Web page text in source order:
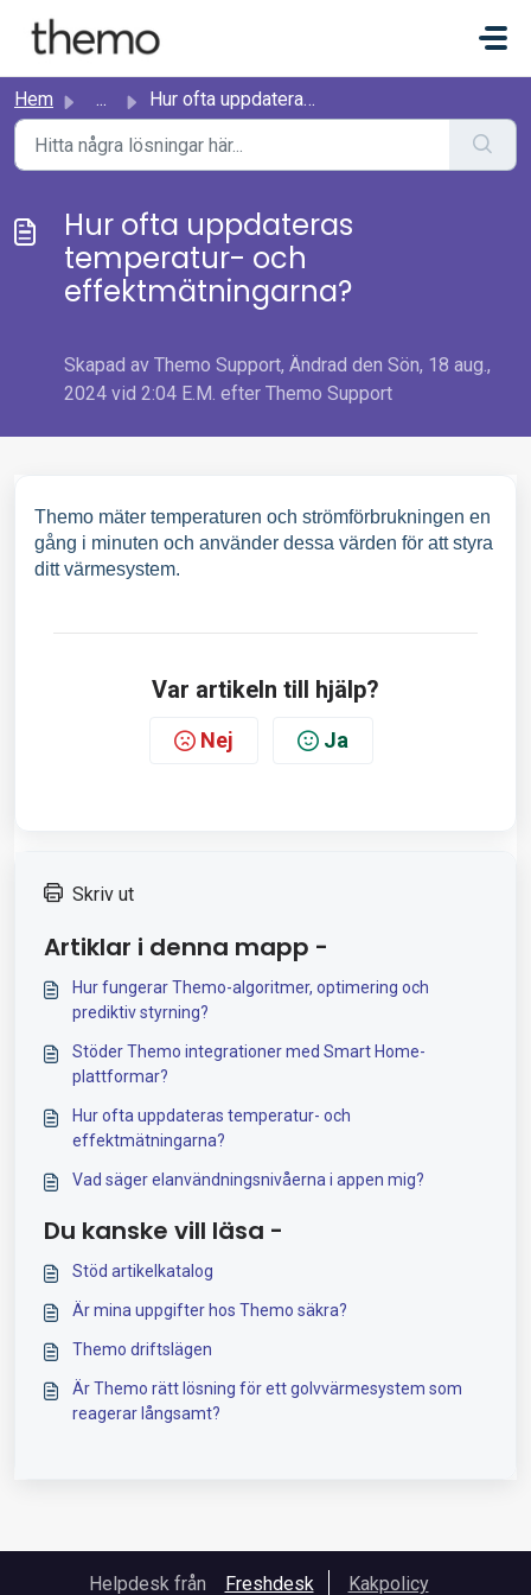
Hem ... Hur ofta uppdateras temperatur- och effektmätningarna?
Hur ofta uppdateras
temperatur- och
effektmätningarna?
Skapad av Themo Support, Ändrad den Sön, 18 aug.,
2024 vid 2:04 E.M. efter Themo Support
Themo mäter temperaturen och strömförbrukningen en
gång i minuten och använder dessa värden för att styra
ditt värmesystem.
Var artikeln till hjälp?
Nej Ja
Skriv ut
Artiklar i denna mapp -
Hur fungerar Themo-algoritmer, optimering och
prediktiv styrning?
Stöder Themo integrationer med Smart Home-
plattformar?
Hur ofta uppdateras temperatur- och
effektmätningarna?
Vad säger elanvändningsnivåerna i appen mig?
Du kanske vill läsa -
Stöd artikelkatalog
Är mina uppgifter hos Themo säkra?
Themo driftslägen
Är Themo rätt lösning för ett golvvärmesystem som
reagerar långsamt?
Helpdesk från Freshdesk Kakpolicy